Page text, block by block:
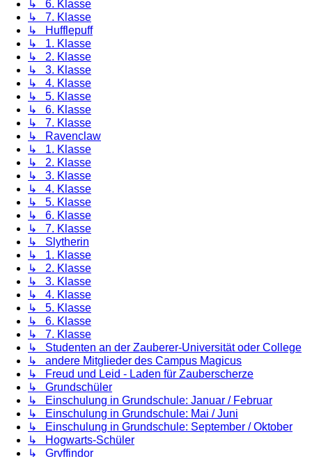
↳ 6. Klasse
↳ 7. Klasse
↳ Hufflepuff
↳ 1. Klasse
↳ 2. Klasse
↳ 3. Klasse
↳ 4. Klasse
↳ 5. Klasse
↳ 6. Klasse
↳ 7. Klasse
↳ Ravenclaw
↳ 1. Klasse
↳ 2. Klasse
↳ 3. Klasse
↳ 4. Klasse
↳ 5. Klasse
↳ 6. Klasse
↳ 7. Klasse
↳ Slytherin
↳ 1. Klasse
↳ 2. Klasse
↳ 3. Klasse
↳ 4. Klasse
↳ 5. Klasse
↳ 6. Klasse
↳ 7. Klasse
↳ Studenten an der Zauberer-Universität oder College
↳ andere Mitglieder des Campus Magicus
↳ Freud und Leid - Laden für Zauberscherze
↳ Grundschüler
↳ Einschulung in Grundschule: Januar / Februar
↳ Einschulung in Grundschule: Mai / Juni
↳ Einschulung in Grundschule: September / Oktober
↳ Hogwarts-Schüler
↳ Gryffindor